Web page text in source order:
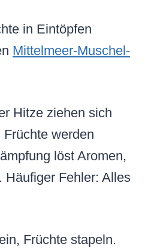
in Eintöpfen
Mittelmeer-Muschel-
Hitze ziehen sich
werden
löst Aromen,
Häufiger Fehler: Alles
Früchte stapeln.